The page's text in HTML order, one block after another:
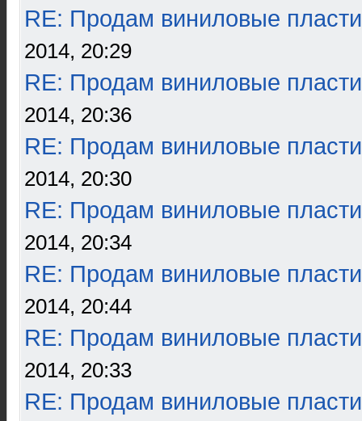
RE: Продам виниловые
2014, 20:29
RE: Продам виниловые
2014, 20:36
RE: Продам виниловые
2014, 20:30
RE: Продам виниловые
2014, 20:34
RE: Продам виниловые
2014, 20:44
RE: Продам виниловые
2014, 20:33
RE: Продам виниловые